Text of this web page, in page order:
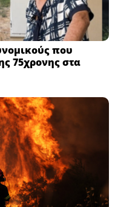
που
75χρονης στα